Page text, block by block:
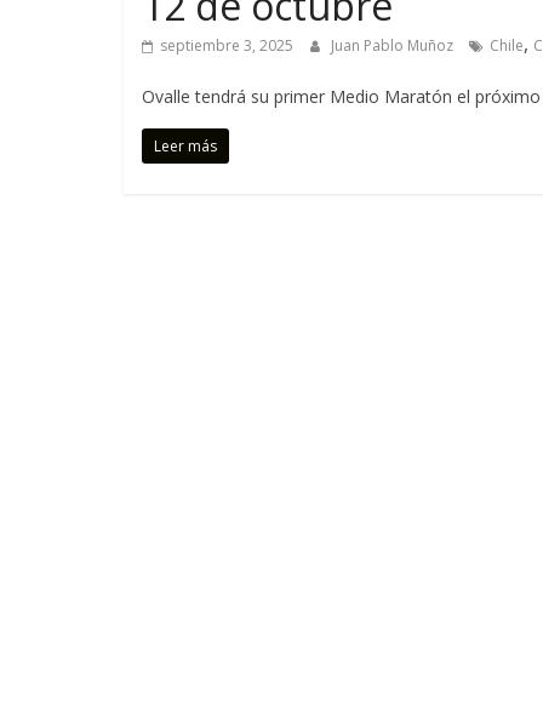
septiembre 3, 2025 Juan Pablo Muñoz Chile,
Ovalle tendrá su primer Medio Maratón el
Leer más